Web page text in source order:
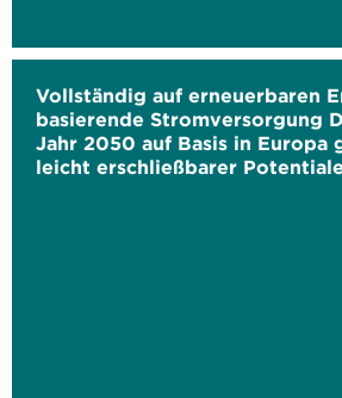
Vollständig auf erneuerbaren
basierende Stromversorgung
Jahr 2050 auf Basis in Europa
leicht erschließbarer Potentiale